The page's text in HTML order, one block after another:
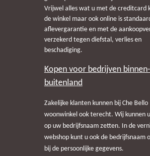
Vrijwel alles wat u met de creditcard
de winkel maar ook online is
aflevergarantie en met de
verzekerd tegen diefstal, verlies en
beschadiging.
Kopen voor bedrijven
buitenland
Zakelijke klanten kunnen bij Che Bello
woonwinkel ook terecht. Wij kunnen
op uw bedrijfsnaam zetten. In de
webshop kunt u ook de bedrijfsnaam
bij de persoonlijke gegevens.